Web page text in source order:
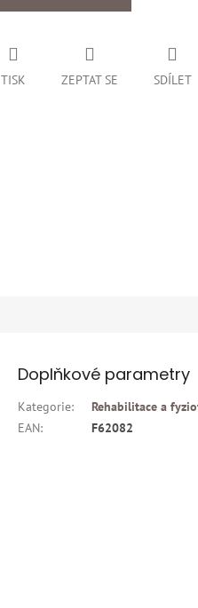
TISK ZEPTAT SE SDÍLET
Doplňkové parametry
Kategorie:
Rehabilitace a
EAN: F62082